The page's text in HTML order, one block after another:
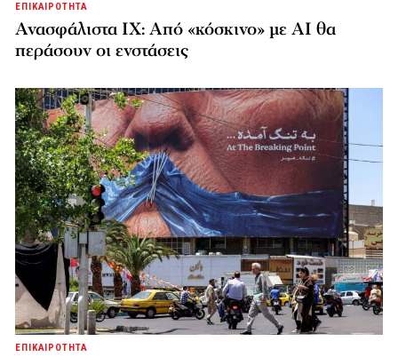
ΕΠΙΚΑΙΡΟΤΗΤΑ
Ανασφάλιστα ΙΧ: Από «κόσκινο» με AI θα
περάσουν οι ενστάσεις
ΕΠΙΚΑΙΡΟΤΗΤΑ